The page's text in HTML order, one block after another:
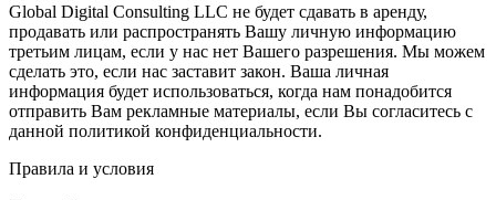
Global Digital Consulting LLC не будет сдавать в аренду,
продавать или распространять Вашу личную информацию
третьим лицам, если у нас нет Вашего разрешения. Мы можем
сделать это, если нас заставит закон. Ваша личная
информация будет использоваться, когда нам понадобится
отправить Вам рекламные материалы, если Вы согласитесь с
данной политикой конфиденциальности.
Правила и условия